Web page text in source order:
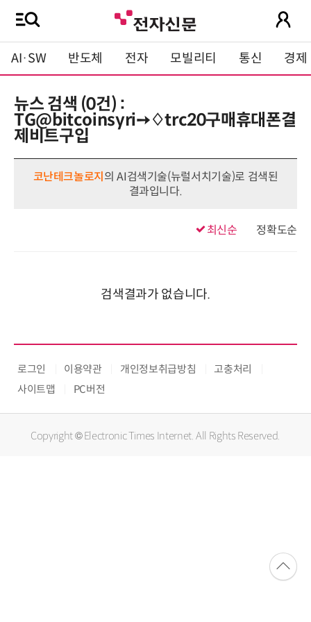
AI·SW 반도체 전자 모빌리티 통신 경제
뉴스 검색 (0건) :
TG@bitcoinsyri➙♢trc20구매휴대폰결
제비트구입
코난테크놀로지 의 AI검색기술(뉴럴서치기술)로 검색된
결과입니다.
최신순 정확도순
검색결과가 없습니다.
로그인 이용약관 개인정보취급방침
고충처리
사이트맵
PC버전
Copyright © Electronic Times Internet. All Rights Reserved.